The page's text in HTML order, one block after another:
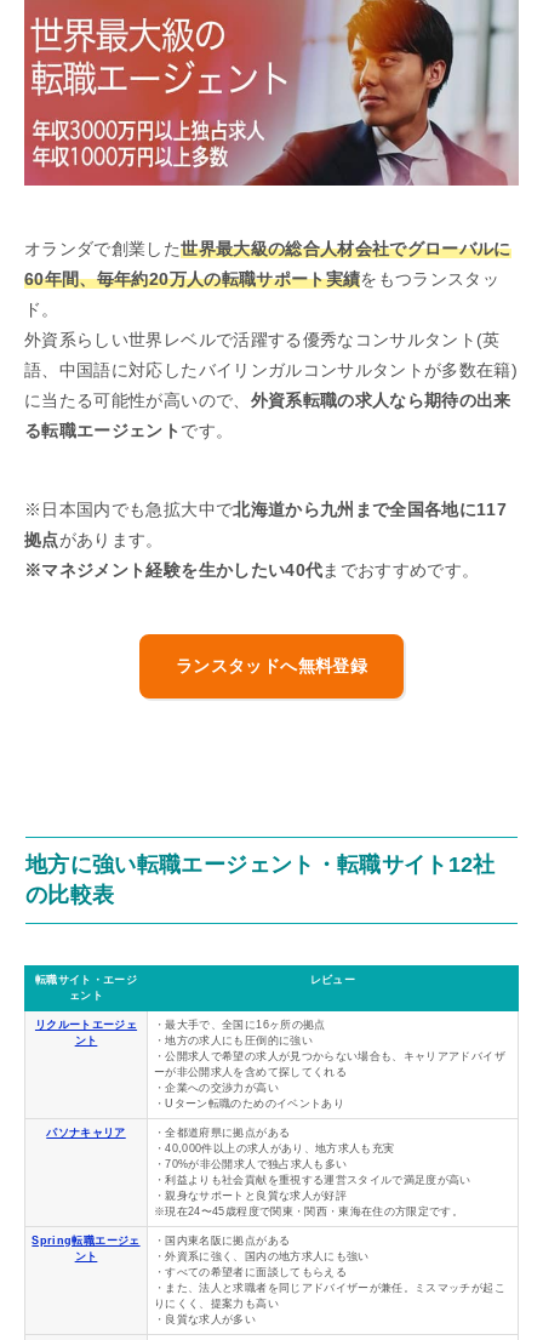
オランダで創業した世界最大級の総合人材会社でグローバルに
60年間、毎年約20万人の転職サポート実績をもつランスタッ
ド。
外資系らしい世界レベルで活躍する優秀なコンサルタント(英
語、中国語に対応したバイリンガルコンサルタントが多数在籍)
に当たる可能性が高いので、 外資系転職の求人なら期待の出来
る転職エージェント です。
※日本国内でも急拡大中で北海道から九州まで全国各地に117
拠点があります。
※マネジメント経験を生かしたい40代までおすすめです。
ランスタッドへ無料登録
地方に強い転職エージェント・転職サイト12社
の比較表
転職サイト・エージ
ェント
レビュー
リクルートエージェ
ント
・最大手で、全国に16ヶ所の拠点
・地方の求人にも圧倒的に強い
・公開求人で希望の求人が見つからない場合も、キャリアアドバイザ
ーが非公開求人を含めて探してくれる
・企業への交渉力が高い
・Uターン転職のためのイベントあり
パソナキャリア
・全都道府県に拠点がある
・40,000件以上の求人があり、地方求人も充実
・70%が非公開求人で独占求人も多い
・利益よりも社会貢献を重視する運営スタイルで満足度が高い
・親身なサポートと良質な求人が好評
※現在24〜45歳程度で関東・関西・東海在住の方限定です。
Spring転職エージェ
ント
・国内東名阪に拠点がある
・外資系に強く、国内の地方求人にも強い
・すべての希望者に面談してもらえる
・また、法人と求職者を同じアドバイザーが兼任。ミスマッチが起こ
りにくく、提案力も高い
・良質な求人が多い